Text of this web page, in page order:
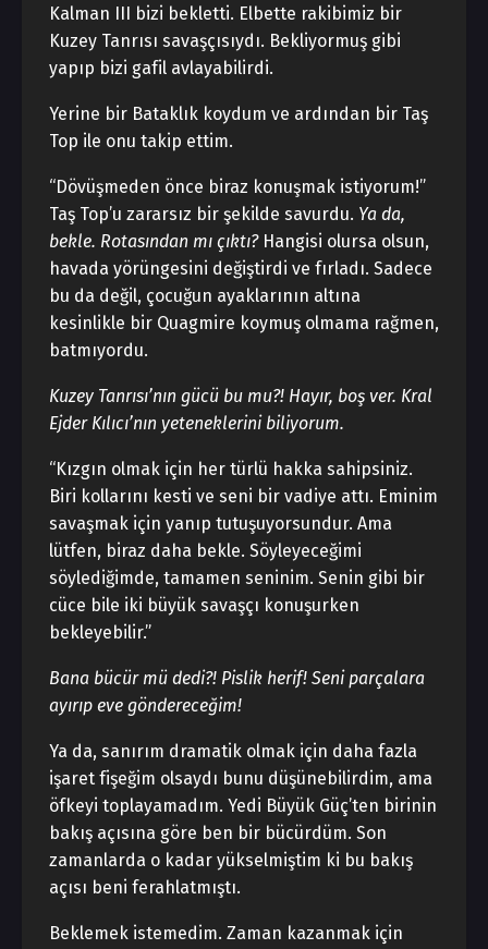
Kalman III bizi bekletti. Elbette rakibimiz bir
Kuzey Tanrısı savaşçısıydı. Bekliyormuş gibi
yapıp bizi gafil avlayabilirdi.
Yerine bir Bataklık koydum ve ardından bir Taş
Top ile onu takip ettim.
“Dövüşmeden önce biraz konuşmak istiyorum!”
Taş Top’u zararsız bir şekilde savurdu. Ya da,
bekle. Rotasından mı çıktı?Hangisi olursa olsun,
havada yörüngesini değiştirdi ve fırladı. Sadece
bu da değil, çocuğun ayaklarının altına
kesinlikle bir Quagmire koymuş olmama rağmen,
batmıyordu.
Kuzey Tanrısı’nın gücü bu mu?! Hayır, boş ver. Kral
Ejder Kılıcı’nın yeteneklerini biliyorum.
“Kızgın olmak için her türlü hakka sahipsiniz.
Biri kollarını kesti ve seni bir vadiye attı. Eminim
savaşmak için yanıp tutuşuyorsundur. Ama
lütfen, biraz daha bekle. Söyleyeceğimi
söylediğimde, tamamen seninim. Senin gibi bir
cüce bile iki büyük savaşçı konuşurken
bekleyebilir.”
Bana bücür mü dedi?! Pislik herif! Seni parçalara
ayırıp eve göndereceğim!
Ya da, sanırım dramatik olmak için daha fazla
işaret fişeğim olsaydı bunu düşünebilirdim, ama
öfkeyi toplayamadım. Yedi Büyük Güç’ten birinin
bakış açısına göre ben bir bücürdüm. Son
zamanlarda o kadar yükselmiştim ki bu bakış
açısı beni ferahlatmıştı.
Beklemek istemedim. Zaman kazanmak için